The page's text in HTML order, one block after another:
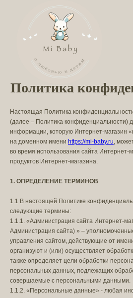
Политика
Настоящая Политика
(далее – Политика конфиденциальности)
информации, которую Интернет-магазин
на доменном имени https://mi-baby.ru,
во время использования сайта Интернет-
продуктов Интернет-магазина.
1. ОПРЕДЕЛЕНИЕ ТЕРМИНОВ
1.1 В настоящей Политике
следующие термины:
1.1.1. «Администрация сайта Интернет-
Администрация сайта) » –
управления сайтом, действующие от
организуют и (или) осуществляет
также определяет цели обработки
персональных данных, подлежащих
совершаемые с персональными данными.
1.1.2. «Персональные данные» - любая